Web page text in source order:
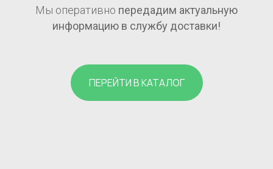
Мы оперативно передадим актуальную
информацию в службу доставки!
ПЕРЕЙТИ В КАТАЛОГ